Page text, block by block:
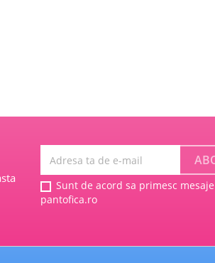
Sunt de acord sa primesc
pantofica.ro